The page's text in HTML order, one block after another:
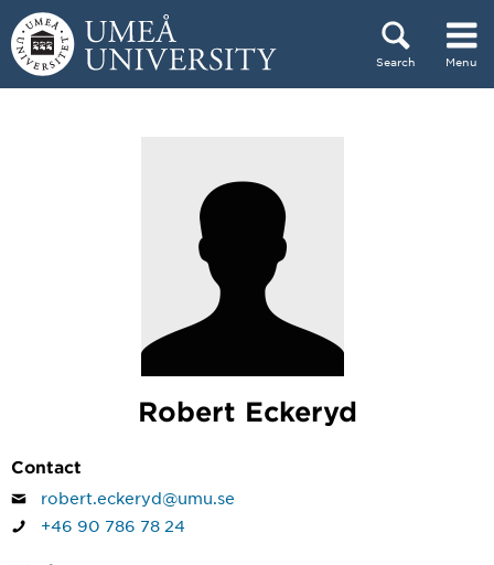
Skip to content
Search Menu
Robert Eckeryd
Contact
robert.eckeryd@umu.se
+46 90 786 78 24